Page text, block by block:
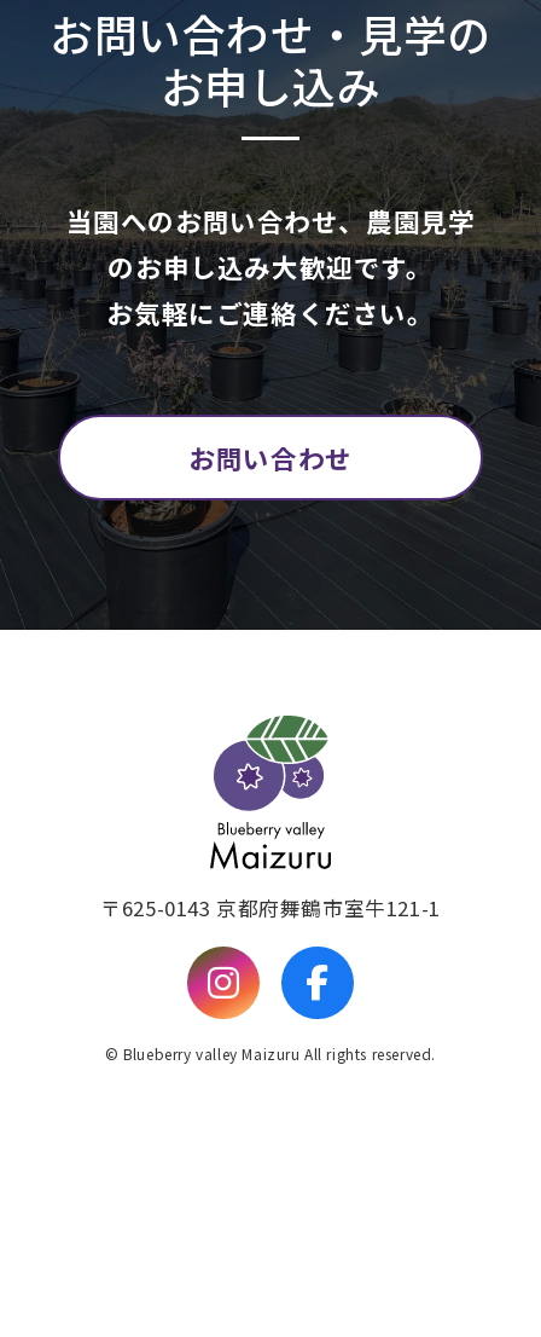
お問い合わせ・見学の
お申し込み
当園へのお問い合わせ、農園見学
のお申し込み大歓迎です。
お気軽にご連絡ください。
お問い合わせ
〒625-0143 京都府舞鶴市室牛121-1
© Blueberry valley Maizuru All rights reserved.